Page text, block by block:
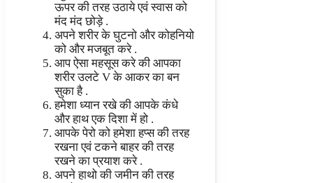
ऊपर की तरह उठाये एवं स्वास को
मंद मंद छोड़े .
अपने शरीर के घुटनो और कोहनियो
को और मजबूत करे .
आप ऐसा महसूस करे की आपका
शरीर उलटे V के आकर का बन
सुका है .
हमेशा ध्यान रखे की आपके कंधे
और हाथ एक दिशा में हो .
आपके पेरो को हमेशा हप्स की तरह
रखना एवं टकने बाहर की तरह
रखने का प्रयाश करे .
अपने हाथो की जमीन की तरह